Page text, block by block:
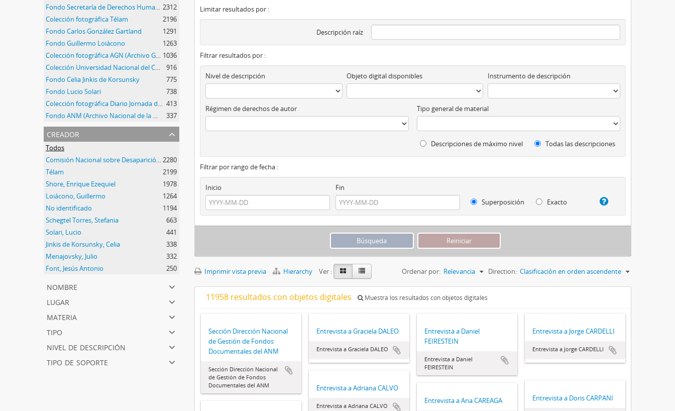
2312
Colección fotográfica Télam
2196
Fondo Carlos González Gartland
1291
Fondo Guillermo Loiácono
1263
1036
916
Fondo Celia Jinkis de Korsunsky
775
Fondo Lucio Solari
738
413
337
creador
Todos
2280
Télam
2199
Shore, Enrique Ezequiel
1978
Loiácono, Guillermo
1264
No identificado
1194
Schegtel Torres, Stefania
663
Solari, Lucio
441
Jinkis de Korsunsky, Celia
338
Menajovsky, Julio
332
Font, Jesús Antonio
250
nombre
lugar
materia
tipo
nivel de descripción
tipo de soporte
Limitar resultados por :
Descripción raíz
Filtrar resultados por :
Nivel de descripción Objeto digital disponibles Instrumento de descripción
Régimen de derechos de autor Tipo general de material
Descripciones de máximo nivel Todas las descripciones
Filtrar por rango de fecha :
Inicio
Fin
Superposición
Exacto
Imprimir vista previa Hierarchy Ver : Ordenar por: Relevancia Direction: Clasificación en orden ascendente
11958 resultados con objetos digitales Muestra los resultados con objetos digitales
Sección Dirección Nacional
de Gestión de Fondos
Documentales del ANM
Sección Dirección Nacional
de Gestión de Fondos
Documentales del ANM
Entrevista a Graciela DALEO
Entrevista a Graciela DALEO
Entrevista a Daniel
FEIRESTEIN
Entrevista a Daniel
FEIRESTEIN
Entrevista a Jorge CARDELLI
Entrevista a Jorge CARDELLI
Entrevista a Adriana CALVO
Entrevista a Adriana CALVO
Entrevista a Doris CARPANI
Entrevista a Ana CAREAGA